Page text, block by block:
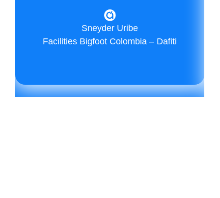
Sneyder Uribe
Facilities Bigfoot Colombia – Dafiti